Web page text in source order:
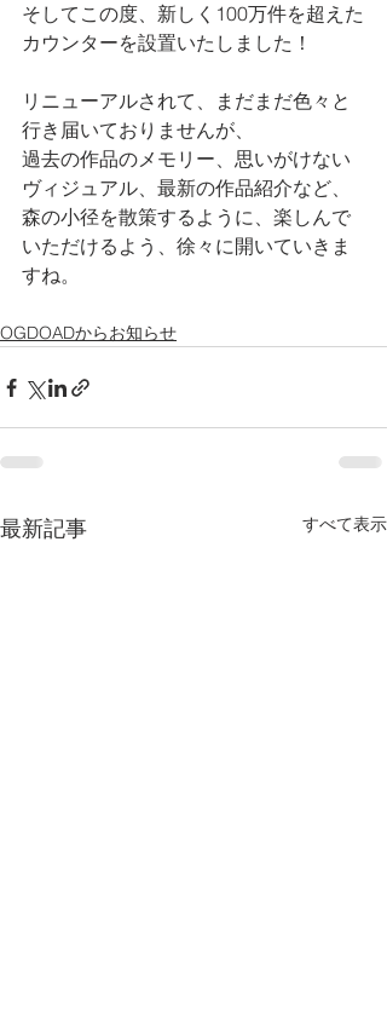
そしてこの度、新しく100万件を超えた
カウンターを設置いたしました！
リニューアルされて、まだまだ色々と
行き届いておりませんが、
過去の作品のメモリー、思いがけない
ヴィジュアル、最新の作品紹介など、
森の小径を散策するように、楽しんで
いただけるよう、徐々に開いていきま
すね。
OGDOADからお知らせ
最新記事 すべて表示